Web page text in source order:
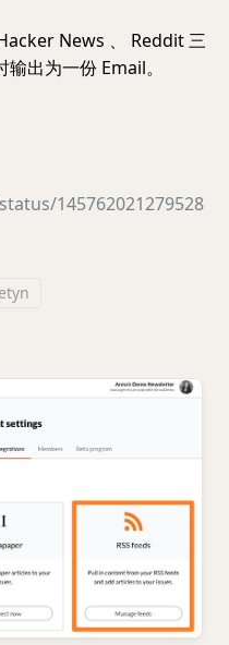
News 、 Reddit 三
出为一份 Email。
145762021279528